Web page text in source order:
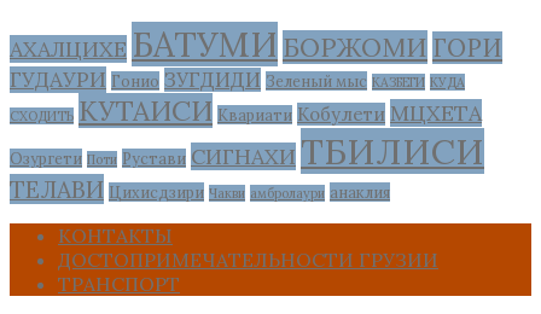
АХАЛЦИХЕ БАТУМИ БОРЖОМИ ГОРИ
ГУДАУРИ Гонио ЗУГДИДИ Зеленый мыс КАЗБЕГИ КУДА
СХОДИТЬ КУТАИСИ Квариати Кобулети МЦХЕТА
Озургети Поти Рустави СИГНАХИ ТБИЛИСИ
ТЕЛАВИ Цихисдзири Чакви амбролаури анаклия
КОНТАКТЫ
ДОСТОПРИМЕЧАТЕЛЬНОСТИ ГРУЗИИ
ТРАНСПОРТ